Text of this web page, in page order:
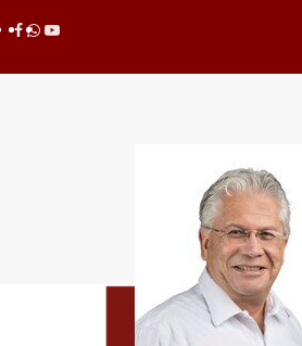
al
Facebook
whatsapp
youtube